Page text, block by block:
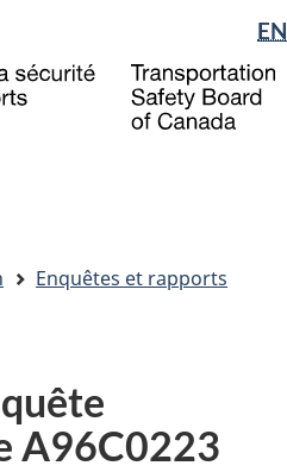
to
main
to
"About
government"
à
la
EN
Enquêtes et rapports
A96C0223